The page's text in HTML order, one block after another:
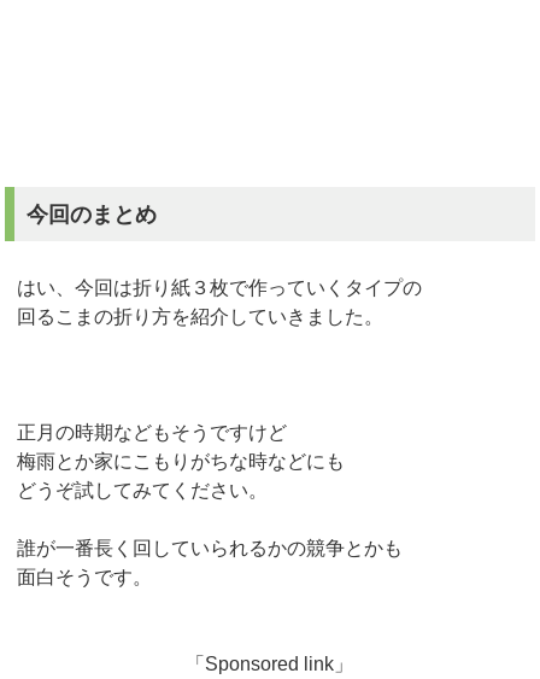
今回のまとめ
はい、今回は折り紙３枚で作っていくタイプの
回るこまの折り方を紹介していきました。
正月の時期などもそうですけど
梅雨とか家にこもりがちな時などにも
どうぞ試してみてください。
誰が一番長く回していられるかの競争とかも
面白そうです。
「Sponsored link」